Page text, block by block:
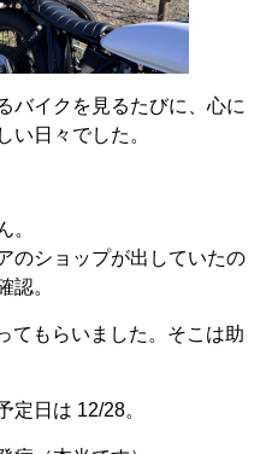
バイクを見るたびに、心に
い日々でした。
。
のショップが出していたの
認。
てもらいました。そこは助
定日は 12/28。